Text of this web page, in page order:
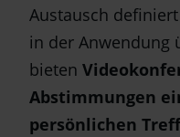
Austausch
in der Anwendung
bieten
Abstimmungen
persönlichen